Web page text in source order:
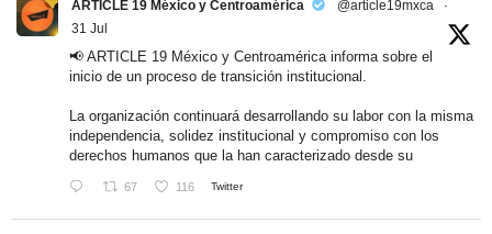
ARTICLE 19 México y Centroamérica
@article19mxca
·
31 Jul
📢 ARTICLE 19 México y Centroamérica informa sobre el
inicio de un proceso de transición institucional.
La organización continuará desarrollando su labor con la misma
independencia, solidez institucional y compromiso con los
derechos humanos que la han caracterizado desde su
67 116 Twitter